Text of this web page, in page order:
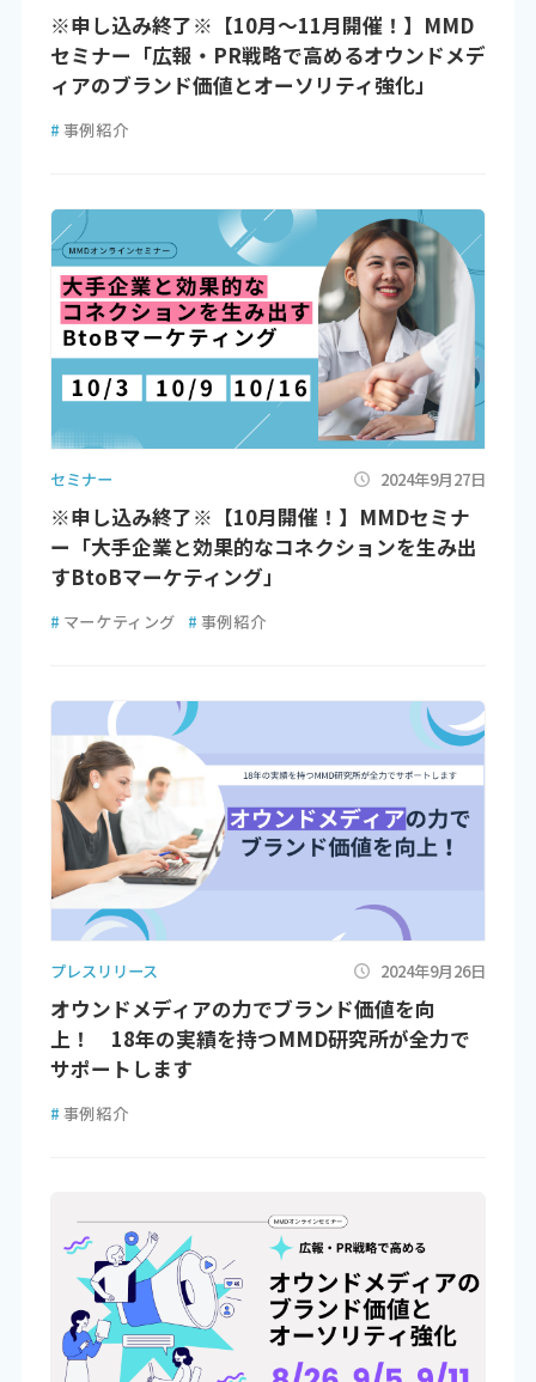
※申し込み終了※【10月～11月開催！】MMD
セミナー「広報・PR戦略で高めるオウンドメデ
ィアのブランド価値とオーソリティ強化」
# 事例紹介
セミナー 2024年9月27日
※申し込み終了※【10月開催！】MMDセミナ
ー「大手企業と効果的なコネクションを生み出
すBtoBマーケティング」
# マーケティング # 事例紹介
プレスリリース 2024年9月26日
オウンドメディアの力でブランド価値を向
上！ 18年の実績を持つMMD研究所が全力で
サポートします
# 事例紹介